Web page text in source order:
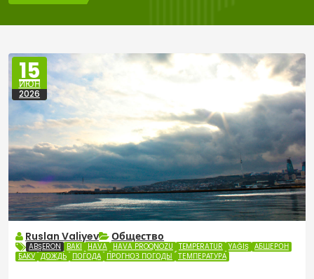
15
ИЮН
2026
Ruslan Valiyev Общество
ABŞERON BAKI HAVA HAVA PROQNOZU TEMPERATUR YAĞIŞ АБШЕРОН
БАКУ ДОЖДЬ ПОГОДА ПРОГНОЗ ПОГОДЫ ТЕМПЕРАТУРА